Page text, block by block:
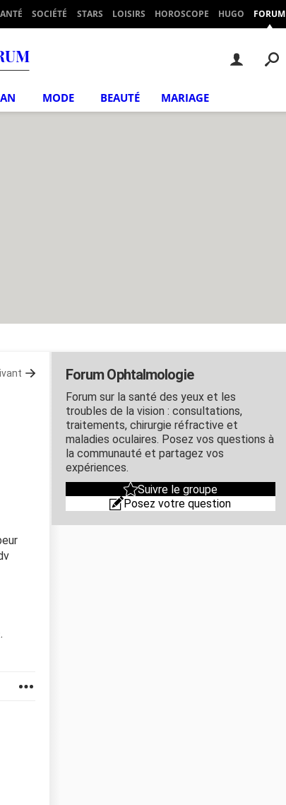
SOCIÉTÉ STARS LOISIRS HOROSCOPE HUGO FORUM
MODE BEAUTÉ MARIAGE
Forum Ophtalmologie
Forum sur la santé des yeux et les
troubles de la vision : consultations,
traitements, chirurgie réfractive et
maladies oculaires. Posez vos questions à
la communauté et partagez vos
expériences.
Suivre le groupe
Posez votre question